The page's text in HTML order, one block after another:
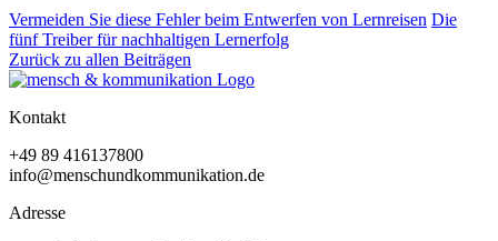
Vermeiden Sie diese Fehler beim Entwerfen von Lernreisen Die
fünf Treiber für nachhaltigen Lernerfolg
Zurück zu allen Beiträgen
Kontakt
+49 89 416137800
info@menschundkommunikation.de
Adresse